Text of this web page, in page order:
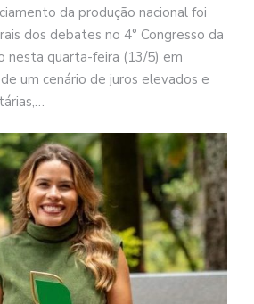
da produção nacional foi
dos debates no 4° Congresso da
nesta quarta-feira (13/5) em
um cenário de juros elevados e